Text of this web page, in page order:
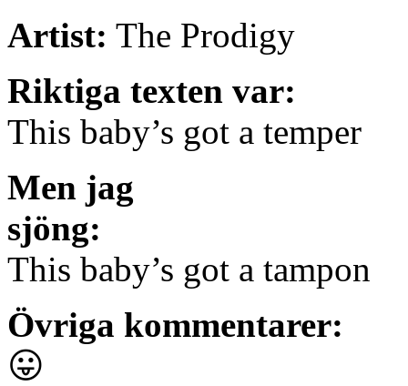
Artist: The Prodigy
Riktiga texten var:
This baby’s got a temper
Men jag
sjöng:
This baby’s got a tampon
Övriga kommentarer:
😛